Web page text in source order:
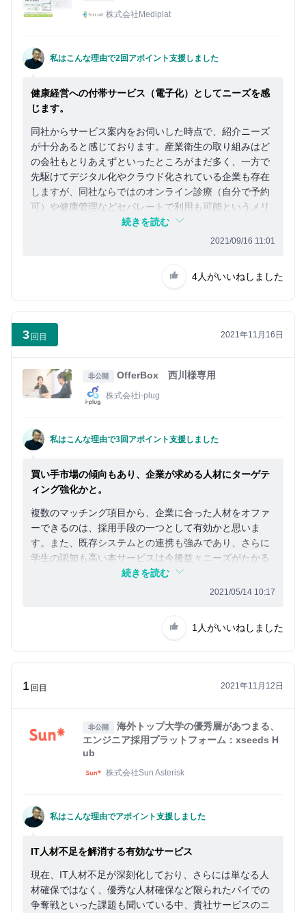
株式会社Mediplat
私はこんな理由で2回アポイント支援しました
健康経営への付帯サービス（電子化）としてニーズを感
じます。
同社からサービス案内をお伺いした時点で、紹介ニーズ
が十分あると感じております。産業衛生の取り組みはど
の会社もとりあえずといったところがまだ多く、一方で
先駆けてデジタル化やクラウド化されている企業も存在
しますが、同社ならではのオンライン診療（自分で予約
可）や健康管理などセパレートで利用も可能というメリ
ットがあり、今後も市場拡大を確信しております。
続きを読む
2021/09/16 11:01
4人がいいねしました
3 回目 2021年11月16日
非公開 OfferBox 西川様専用
株式会社i-plug
私はこんな理由で3回アポイント支援しました
買い手市場の傾向もあり、企業が求める人材にターゲテ
ィング強化かと。
複数のマッチング項目から、企業に合った人材をオファ
ーできるのは、採用手段の一つとして有効かと思いま
す。また、既存システムとの連携も強みであり、さらに
学生の認知も高い本サービスは今後益々ニーズがたかる
と思い、微力ながら支援できれば幸いです。
続きを読む
2021/05/14 10:17
1人がいいねしました
1 回目 2021年11月12日
非公開
海外トップ大学の優秀層があつまる、
エンジニア採用プラットフォーム：xseeds H
ub
株式会社Sun Asterisk
私はこんな理由でアポイント支援しました
IT人材不足を解消する有効なサービス
現在、IT人材不足が深刻化しており、さらには単なる人
材確保ではなく、優秀な人材確保など限られたパイでの
争奪戦といった課題も聞いている中、貴社サービスのニ